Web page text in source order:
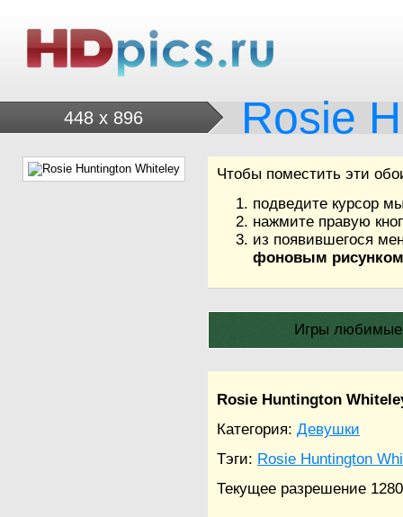
448 x 896 Rosie
Чтобы поместить эти
подведите курсор
нажмите правую
из появившегося
фоновым рисунком
Игры любимые
Rosie Huntington
Категория: Девушки
Тэги: Rosie Huntington
Текущее разрешение